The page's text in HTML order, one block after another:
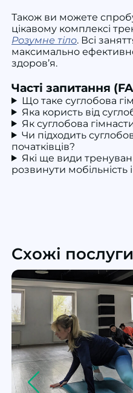
Також ви можете
цікавому комплексі
Розумне тіло. Всі
максимально
здоров’я.
Часті запитання
Що таке суглобова
Яка користь від
Як суглобова
Чи підходить
початківців?
Які ще види
розвинути мобільність
Схожі послуги